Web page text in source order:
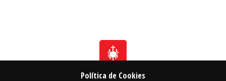
Política de Cookies